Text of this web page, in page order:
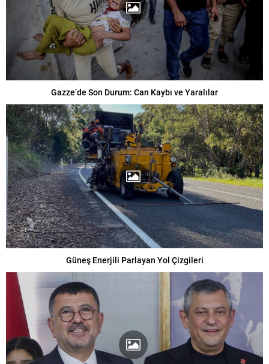
Gazze’de Son Durum: Can Kaybı ve Yaralılar
Güneş Enerjili Parlayan Yol Çizgileri